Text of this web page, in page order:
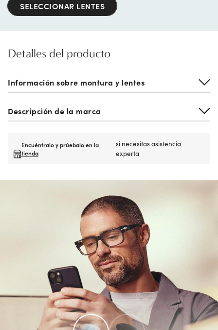
SELECCIONAR LENTES
Detalles del producto
Información sobre montura y lentes
Descripción de la marca
Encuéntralo y prúebalo en la
tienda
si necesitas asistencia
experta